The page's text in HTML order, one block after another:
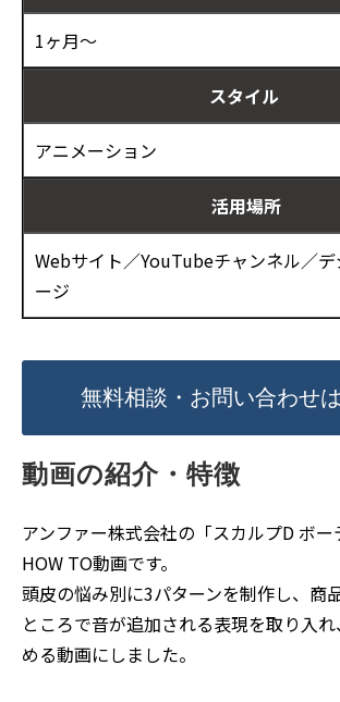
1ヶ月～
スタイル
アニメーション
活用場所
Webサイト／YouTubeチャンネル／
ージ
無料相談・お問い合わせ
動画の紹介・特徴
アンファー株式会社の「スカルプD ボー
HOW TO動画です。
頭皮の悩み別に3パターンを制作し、商
ところで音が追加される表現を取り入
める動画にしました。